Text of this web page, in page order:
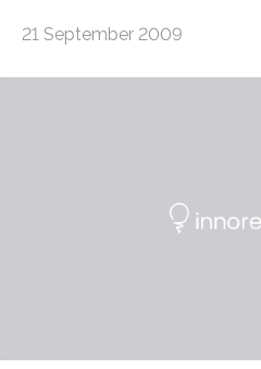
21 September 2009